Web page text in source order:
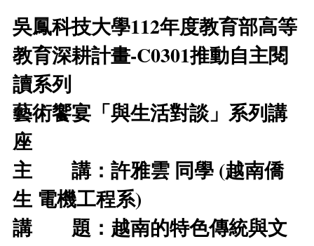
吳鳳科技大學112年度教育部高等
教育深耕計畫-C0301推動自主閱
讀系列
藝術饗宴「與生活對談」系列講
座
主 講：許雅雲 同學 (越南僑
生 電機工程系)
講 題：越南的特色傳統與文